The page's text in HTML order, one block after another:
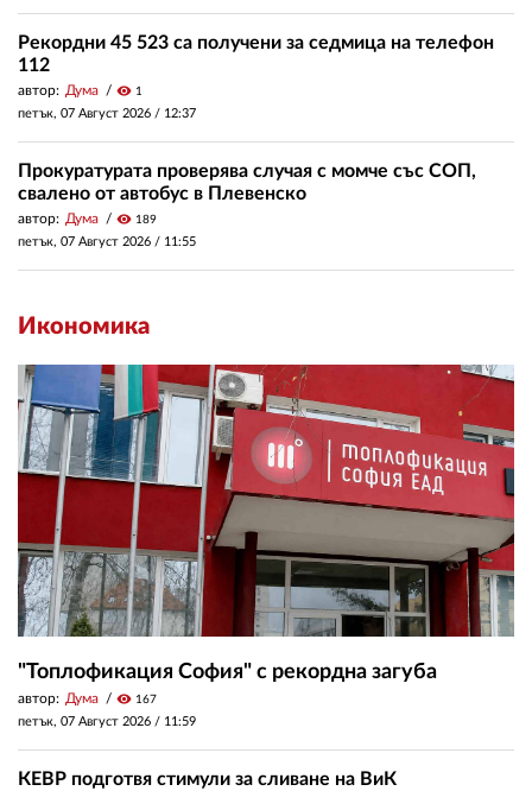
Рекордни 45 523 са получени за седмица на телефон
112
автор: Дума visibility 1
петък, 07 Август 2026 / 12:37
Прокуратурата проверява случая с момче със СОП,
свалено от автобус в Плевенско
автор: Дума visibility 189
петък, 07 Август 2026 / 11:55
Икономика
"Топлофикация София" с рекордна загуба
автор: Дума visibility 167
петък, 07 Август 2026 / 11:59
КЕВР подготвя стимули за сливане на ВиК